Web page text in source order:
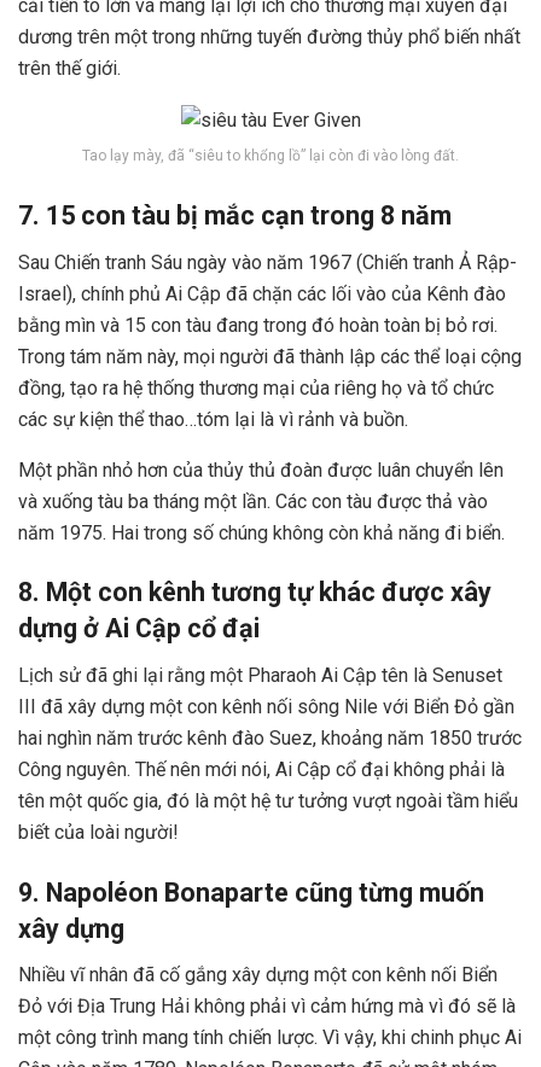
cải tiến to lớn và mang lại lợi ích cho thương mại xuyên đại
dương trên một trong những tuyến đường thủy phổ biến nhất
trên thế giới.
Tao lạy mày, đã “siêu to khổng lồ” lại còn đi vào lòng đất.
7. 15 con tàu bị mắc cạn trong 8 năm
Sau Chiến tranh Sáu ngày vào năm 1967 (Chiến tranh Ả Rập-
Israel), chính phủ Ai Cập đã chặn các lối vào của Kênh đào
bằng mìn và 15 con tàu đang trong đó hoàn toàn bị bỏ rơi.
Trong tám năm này, mọi người đã thành lập các thể loại cộng
đồng, tạo ra hệ thống thương mại của riêng họ và tổ chức
các sự kiện thể thao…tóm lại là vì rảnh và buồn.
Một phần nhỏ hơn của thủy thủ đoàn được luân chuyển lên
và xuống tàu ba tháng một lần. Các con tàu được thả vào
năm 1975. Hai trong số chúng không còn khả năng đi biển.
8. Một con kênh tương tự khác được xây
dựng ở Ai Cập cổ đại
Lịch sử đã ghi lại rằng một Pharaoh Ai Cập tên là Senuset
III đã xây dựng một con kênh nối sông Nile với Biển Đỏ gần
hai nghìn năm trước kênh đào Suez, khoảng năm 1850 trước
Công nguyên. Thế nên mới nói, Ai Cập cổ đại không phải là
tên một quốc gia, đó là một hệ tư tưởng vượt ngoài tầm hiểu
biết của loài người!
9. Napoléon Bonaparte cũng từng muốn
xây dựng
Nhiều vĩ nhân đã cố gắng xây dựng một con kênh nối Biển
Đỏ với Địa Trung Hải không phải vì cảm hứng mà vì đó sẽ là
một công trình mang tính chiến lược. Vì vậy, khi chinh phục Ai